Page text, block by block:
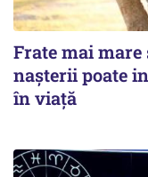
Frate mai mare
nașterii poate
în viață